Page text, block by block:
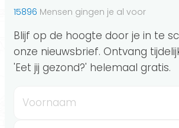
15896 Mensen gingen je al voor
Blijf op de hoogte door je in te
onze nieuwsbrief. Ontvang
'Eet jij gezond?' helemaal gratis.
Voornaam